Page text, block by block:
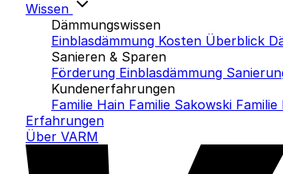
Wissen
Dämmungswissen
Einblasdämmung Kosten Überblick
Sanieren & Sparen
Förderung Einblasdämmung
Kundenerfahrungen
Familie Hain Familie Sakowski Familie
Erfahrungen
Über VARM